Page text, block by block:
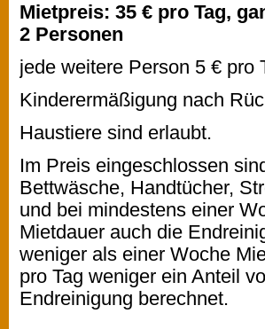
Mietpreis: 35 € pro Tag,
2 Personen
jede weitere Person 5 € pro
Kinderermäßigung nach
Haustiere sind erlaubt.
Im Preis eingeschlossen
Bettwäsche, Handtücher,
und bei mindestens einer
Mietdauer auch die
weniger als einer Woche
pro Tag weniger ein Anteil
Endreinigung berechnet.